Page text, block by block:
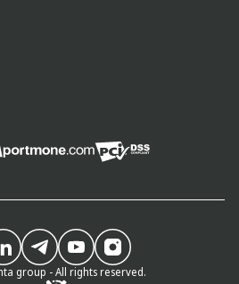
group - All rights reserved.